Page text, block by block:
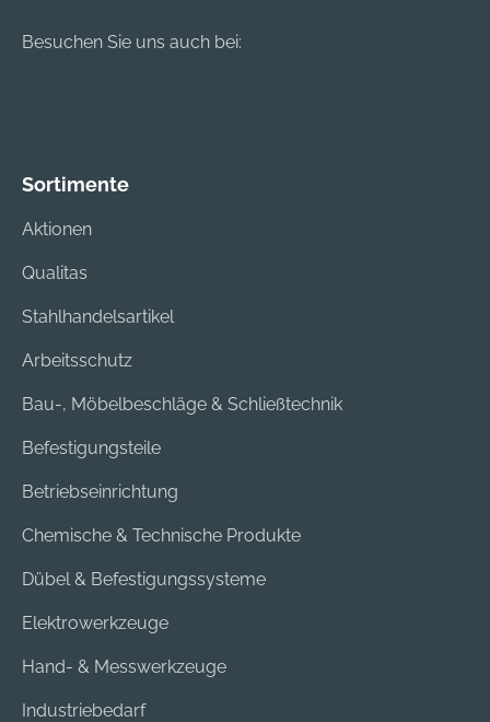
Besuchen Sie uns auch bei:
Sortimente
Aktionen
Qualitas
Stahlhandelsartikel
Arbeitsschutz
Bau-, Möbelbeschläge & Schließtechnik
Befestigungsteile
Betriebseinrichtung
Chemische & Technische Produkte
Dübel & Befestigungssysteme
Elektrowerkzeuge
Hand- & Messwerkzeuge
Industriebedarf